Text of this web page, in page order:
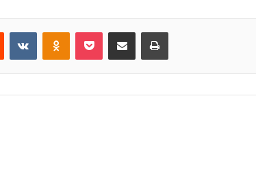
Reddit VKontakteOdnoklassniki
Pocket E-Posta ile paylaş Yazdır